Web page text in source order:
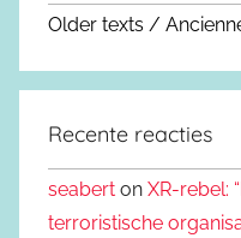
Older texts /
Recente reacties
seabert on XR-rebel:
terroristische